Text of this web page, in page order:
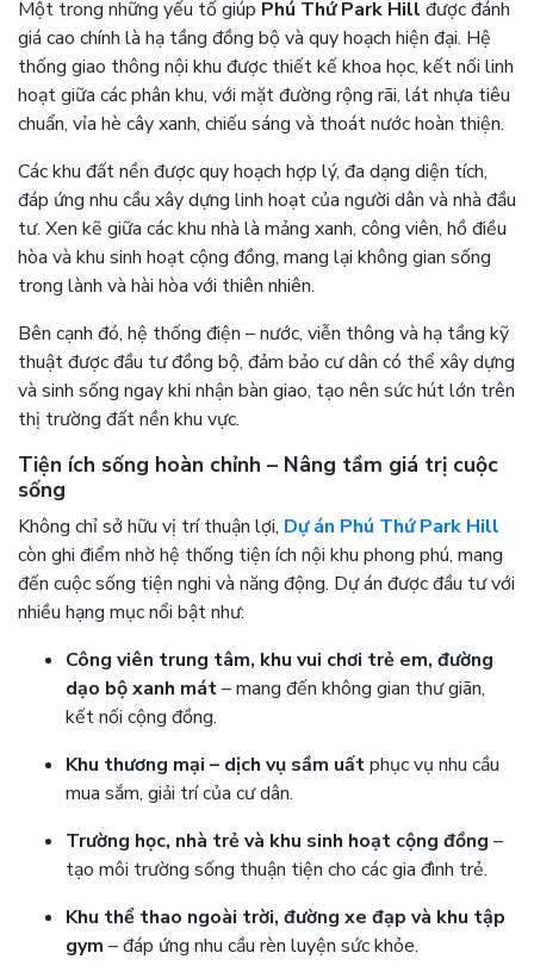
Một trong những yếu tố giúp Phú Thứ Park Hill được đánh
giá cao chính là hạ tầng đồng bộ và quy hoạch hiện đại. Hệ
thống giao thông nội khu được thiết kế khoa học, kết nối linh
hoạt giữa các phân khu, với mặt đường rộng rãi, lát nhựa tiêu
chuẩn, vỉa hè cây xanh, chiếu sáng và thoát nước hoàn thiện.
Các khu đất nền được quy hoạch hợp lý, đa dạng diện tích,
đáp ứng nhu cầu xây dựng linh hoạt của người dân và nhà đầu
tư. Xen kẽ giữa các khu nhà là mảng xanh, công viên, hồ điều
hòa và khu sinh hoạt cộng đồng, mang lại không gian sống
trong lành và hài hòa với thiên nhiên.
Bên cạnh đó, hệ thống điện – nước, viễn thông và hạ tầng kỹ
thuật được đầu tư đồng bộ, đảm bảo cư dân có thể xây dựng
và sinh sống ngay khi nhận bàn giao, tạo nên sức hút lớn trên
thị trường đất nền khu vực.
Tiện ích sống hoàn chỉnh – Nâng tầm giá trị cuộc
sống
Không chỉ sở hữu vị trí thuận lợi, Dự án Phú Thứ Park Hill
còn ghi điểm nhờ hệ thống tiện ích nội khu phong phú, mang
đến cuộc sống tiện nghi và năng động. Dự án được đầu tư với
nhiều hạng mục nổi bật như:
Công viên trung tâm, khu vui chơi trẻ em, đường
dạo bộ xanh mát– mang đến không gian thư giãn,
kết nối cộng đồng.
Khu thương mại – dịch vụ sầm uấtphục vụ nhu cầu
mua sắm, giải trí của cư dân.
Trường học, nhà trẻ và khu sinh hoạt cộng đồng –
tạo môi trường sống thuận tiện cho các gia đình trẻ.
Khu thể thao ngoài trời, đường xe đạp và khu tập
gym – đáp ứng nhu cầu rèn luyện sức khỏe.